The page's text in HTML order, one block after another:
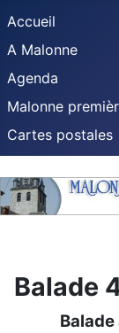
Accueil
A Malonne
Agenda
Malonne
Cartes postales
Balade